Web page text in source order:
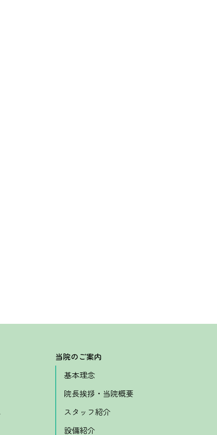
当院のご案内
基本理念
院長挨拶・当院概要
スタッフ紹介
設備紹介